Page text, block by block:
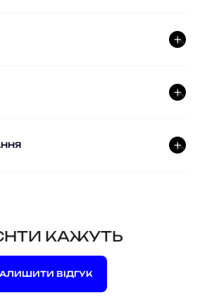
КАЖУТЬ
ВІДГУК